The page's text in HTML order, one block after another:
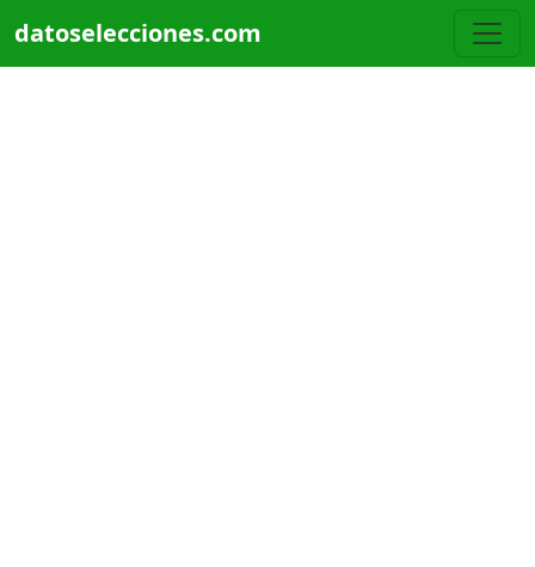
datoselecciones.com